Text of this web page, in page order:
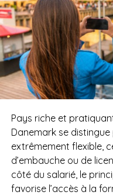
Pays riche et
Danemark se
extrêmement flexible,
d’embauche ou de
côté du salarié, le
favorise l’accès à la